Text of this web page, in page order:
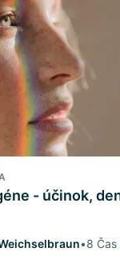
- účinok,
•8 Čas